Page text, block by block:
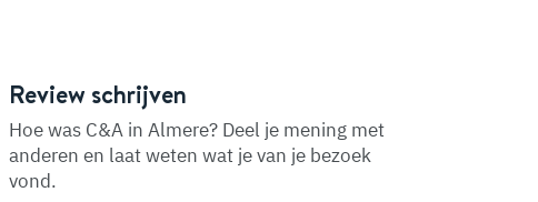
Review schrijven
Hoe was C&A in Almere? Deel je mening met
anderen en laat weten wat je van je bezoek
vond.